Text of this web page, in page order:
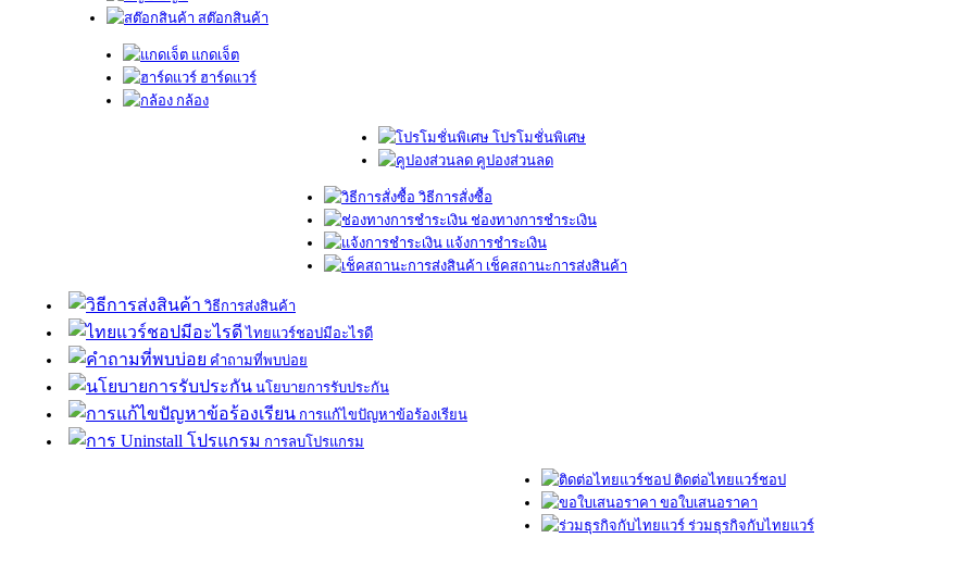
สต๊อกสินค้า
แกดเจ็ต
ฮาร์ดแวร์
กล้อง
โปรโมชั่นพิเศษ
คูปองส่วนลด
วิธีการสั่งซื้อ
ช่องทางการชำระเงิน
แจ้งการชำระเงิน
เช็คสถานะการส่งสินค้า
วิธีการส่งสินค้า
ไทยแวร์ชอปมีอะไรดี
คำถามที่พบบ่อย
นโยบายการรับประกัน
การแก้ไขปัญหาข้อร้องเรียน
การลบโปรแกรม
ติดต่อไทยแวร์ชอป
ขอใบเสนอราคา
ร่วมธุรกิจกับไทยแวร์